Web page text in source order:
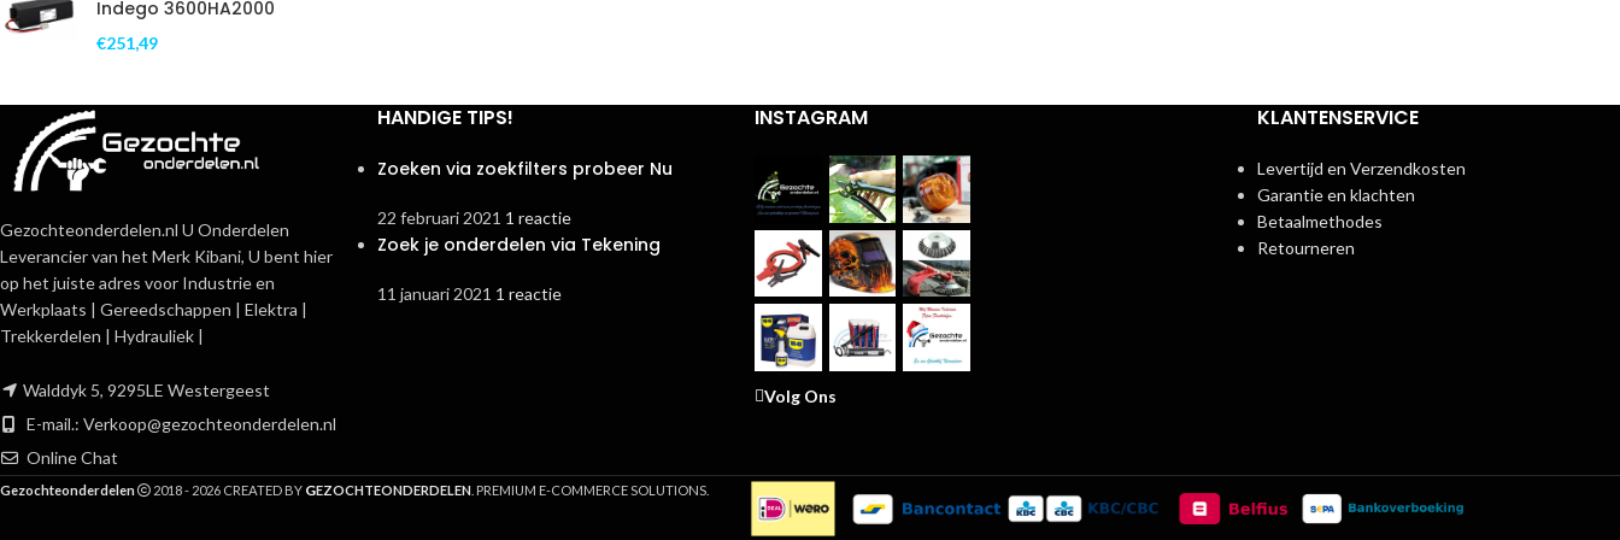
Indego 3600HA2000
€251,49
Gezochteonderdelen.nl U Onderdelen
Leverancier van het Merk Kibani, U bent hier
op het juiste adres voor Industrie en
Werkplaats | Gereedschappen | Elektra |
Trekkerdelen | Hydrauliek |
Walddyk 5, 9295LE Westergeest
E-mail.: Verkoop@gezochteonderdelen.nl
Online Chat
HANDIGE TIPS!
Zoeken via zoekfilters probeer Nu
22 februari 2021 1 reactie
Zoek je onderdelen via Tekening
11 januari 2021 1 reactie
INSTAGRAM
Volg Ons
KLANTENSERVICE
Levertijd en Verzendkosten
Garantie en klachten
Betaalmethodes
Retourneren
Gezochteonderdelen 2018 - 2026 CREATED BY GEZOCHTEONDERDELEN . PREMIUM E-COMMERCE SOLUTIONS.